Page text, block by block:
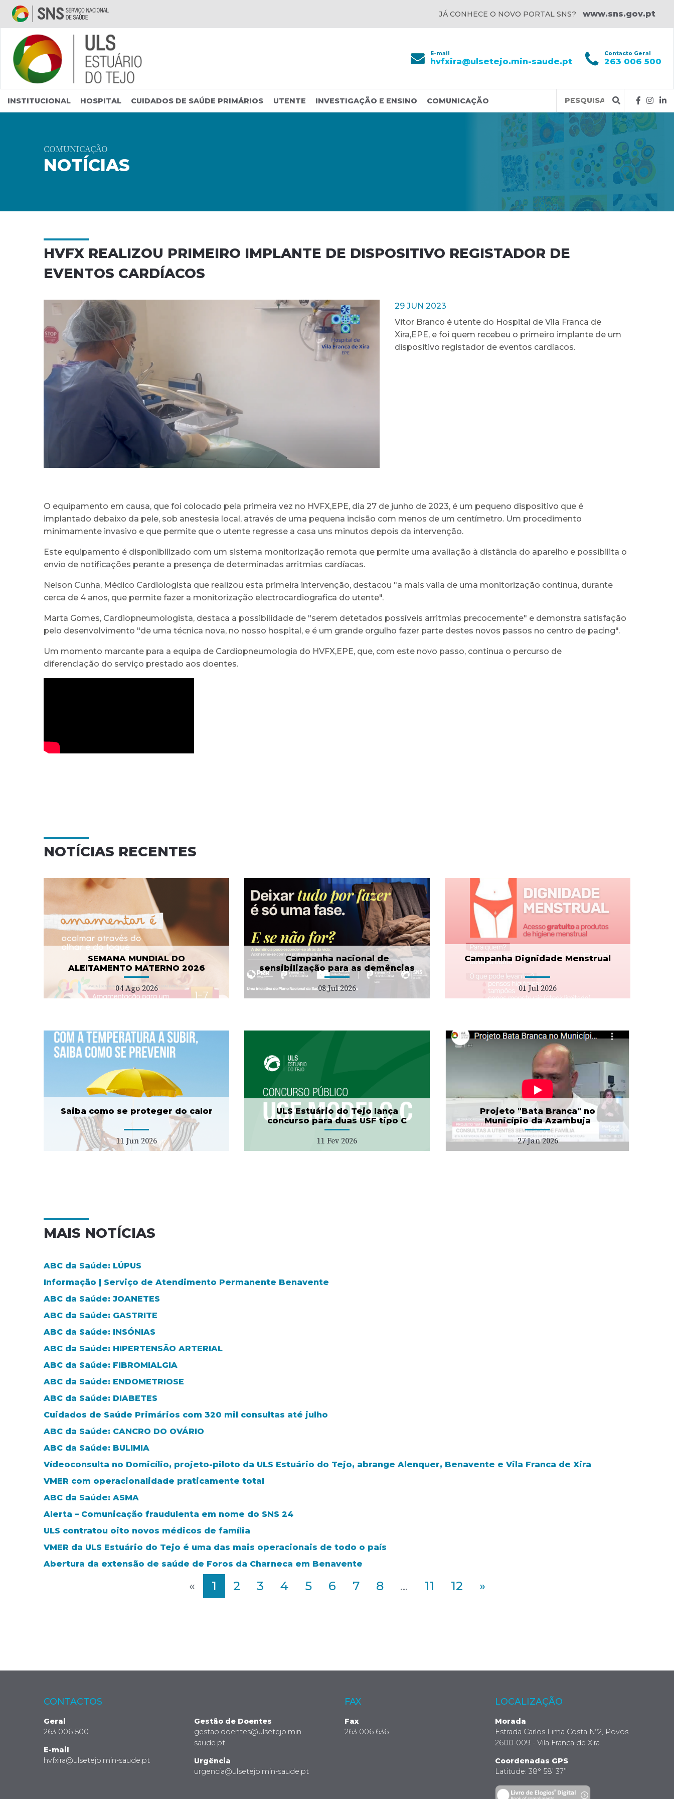
Saltar para conteúdo principal
JÁ CONHECE O NOVO PORTAL SNS? www.sns.gov.pt
E-mail
hvfxira@ulsetejo.min-saude.pt
Contacto Geral
263 006 500
INSTITUCIONAL HOSPITAL CUIDADOS DE SAÚDE PRIMÁRIOS UTENTE INVESTIGAÇÃO E ENSINO COMUNICAÇÃO
Query
COMUNICAÇÃO
NOTÍCIAS
HVFX REALIZOU PRIMEIRO IMPLANTE DE DISPOSITIVO REGISTADOR DE
EVENTOS CARDÍACOS
29 JUN 2023
Vitor Branco é utente do Hospital de Vila Franca de
Xira,EPE, e foi quem recebeu o primeiro implante de um
dispositivo registador de eventos cardíacos.
O equipamento em causa, que foi colocado pela primeira vez no HVFX,EPE, dia 27 de junho de 2023, é um pequeno dispositivo que é
implantado debaixo da pele, sob anestesia local, através de uma pequena incisão com menos de um centímetro. Um procedimento
minimamente invasivo e que permite que o utente regresse a casa uns minutos depois da intervenção.
Este equipamento é disponibilizado com um sistema monitorização remota que permite uma avaliação à distância do aparelho e possibilita o
envio de notificações perante a presença de determinadas arritmias cardíacas.
Nelson Cunha, Médico Cardiologista que realizou esta primeira intervenção, destacou "a mais valia de uma monitorização contínua, durante
cerca de 4 anos, que permite fazer a monitorização electrocardiografica do utente".
Marta Gomes, Cardiopneumologista, destaca a possibilidade de "serem detetados possíveis arritmias precocemente" e demonstra satisfação
pelo desenvolvimento "de uma técnica nova, no nosso hospital, e é um grande orgulho fazer parte destes novos passos no centro de pacing".
Um momento marcante para a equipa de Cardiopneumologia do HVFX,EPE, que, com este novo passo, continua o percurso de
diferenciação do serviço prestado aos doentes.
NOTÍCIAS RECENTES
SEMANA MUNDIAL DO
ALEITAMENTO MATERNO 2026
04 Ago 2026
Campanha nacional de
sensibilização para as demências
08 Jul 2026
Campanha nacional de
sensibilização para as
demências
08 Jul 2026 Campanha Dignidade Menstrual
01 Jul 2026
Campanha Dignidade
Menstrual
01 Jul 2026
Saiba como se proteger do calor
11 Jun 2026
ULS Estuário do Tejo lança
concurso para duas USF tipo C
11 Fev 2026
ULS Estuário do Tejo
lança concurso para duas
USF tipo C
11 Fev 2026
Projeto "Bata Branca" no
Município da Azambuja
27 Jan 2026
Projeto "Bata Branca" no
27 Jan 2026
MAIS NOTÍCIAS
ABC da Saúde: LÚPUS
Informação | Serviço de Atendimento Permanente Benavente
ABC da Saúde: JOANETES
ABC da Saúde: GASTRITE
ABC da Saúde: INSÓNIAS
ABC da Saúde: HIPERTENSÃO ARTERIAL
ABC da Saúde: FIBROMIALGIA
ABC da Saúde: ENDOMETRIOSE
ABC da Saúde: DIABETES
Cuidados de Saúde Primários com 320 mil consultas até julho
ABC da Saúde: CANCRO DO OVÁRIO
ABC da Saúde: BULIMIA
Vídeoconsulta no Domicílio, projeto-piloto da ULS Estuário do Tejo, abrange Alenquer, Benavente e Vila Franca de Xira
VMER com operacionalidade praticamente total
ABC da Saúde: ASMA
Alerta – Comunicação fraudulenta em nome do SNS 24
ULS contratou oito novos médicos de família
VMER da ULS Estuário do Tejo é uma das mais operacionais de todo o país
Abertura da extensão de saúde de Foros da Charneca em Benavente
« 1 2 3 4 5 6 7 8 ... 11 12 »
CONTACTOS
Geral
263 006 500
E-mail
hvfxira@ulsetejo.min-saude.pt
Gestão de Doentes
gestao.doentes@ulsetejo.min-
saude.pt
Urgência
urgencia@ulsetejo.min-saude.pt
FAX
Fax
263 006 636
LOCALIZAÇÃO
Morada
Estrada Carlos Lima Costa Nº2, Povos
2600-009 - Vila Franca de Xira
Coordenadas GPS
Latitude: 38° 58’ 37’’